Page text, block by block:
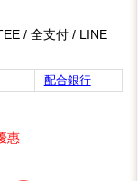
/ 全支付 / LINE
配合銀行
惠